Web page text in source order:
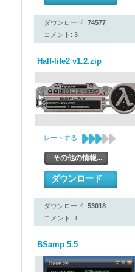
ダウンロード: 74577
コメント: 3
Half-life2 v1.2.zip
レートする:
その他の情報...
ダウンロード
ダウンロード: 53018
コメント: 1
BSamp 5.5